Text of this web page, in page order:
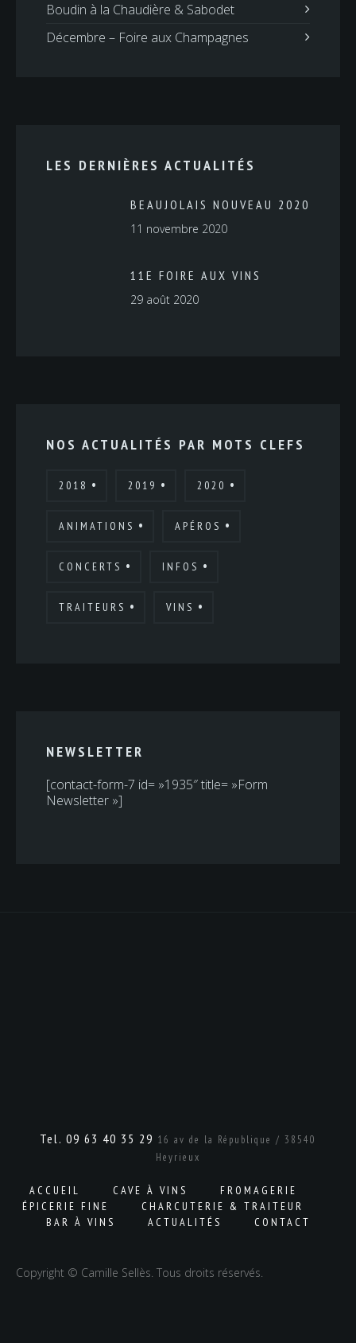
Boudin à la Chaudière & Sabodet
Décembre – Foire aux Champagnes
LES DERNIÈRES ACTUALITÉS
BEAUJOLAIS NOUVEAU 2020
11 novembre 2020
11E FOIRE AUX VINS
29 août 2020
NOS ACTUALITÉS PAR MOTS CLEFS
2018 2019 2020
ANIMATIONS APÉROS
CONCERTS INFOS
TRAITEURS VINS
NEWSLETTER
[contact-form-7 id= »1935″ title= »Form
Newsletter »]
Tel. 09 63 40 35 29 16 av de la République / 38540
Heyrieux
ACCUEIL CAVE À VINS
FROMAGERIE
ÉPICERIE FINE
CHARCUTERIE & TRAITEUR
BAR À VINS
ACTUALITÉS CONTACT
Copyright © Camille Sellès. Tous droits réservés.